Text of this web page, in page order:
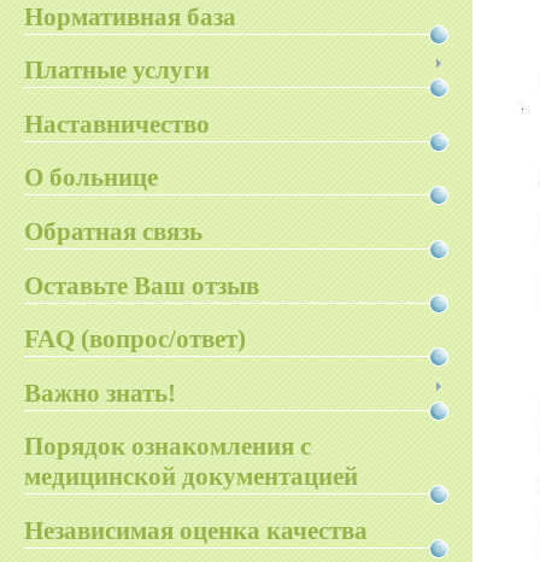
Нормативная база
Платные услуги
Наставничество
О больнице
Обратная связь
Оставьте Ваш отзыв
FAQ (вопрос/ответ)
Важно знать!
Порядок ознакомления с
медицинской документацией
Независимая оценка качества